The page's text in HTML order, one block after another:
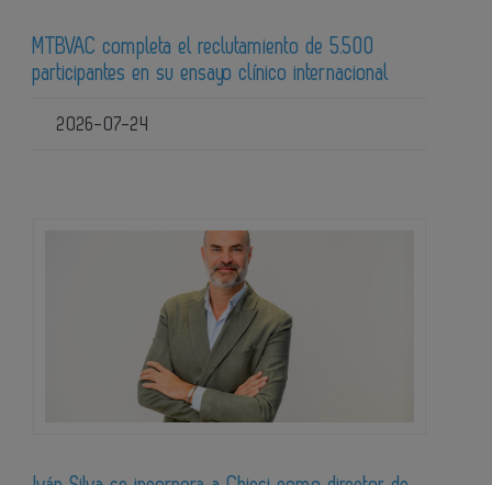
MTBVAC completa el reclutamiento de 5.500
participantes en su ensayo clínico internacional
2026-07-24